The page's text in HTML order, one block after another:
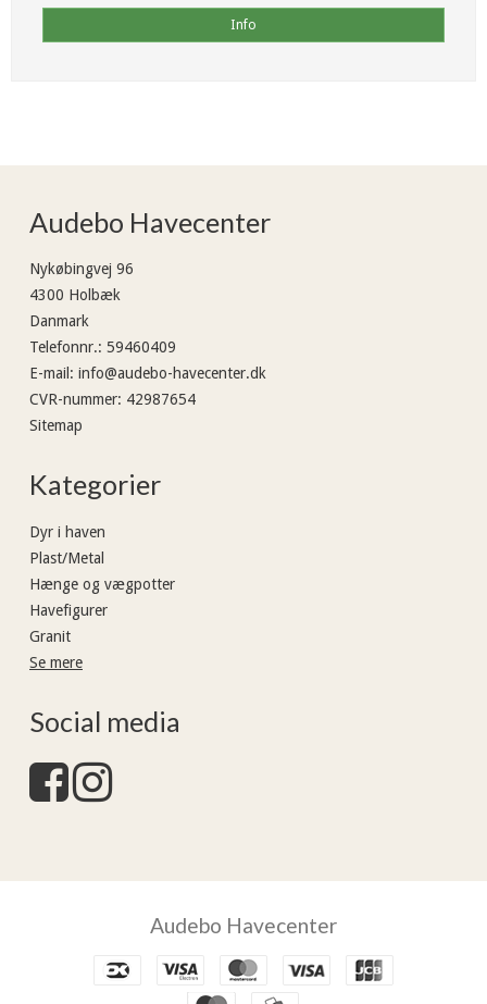
Info
Audebo Havecenter
Nykøbingvej 96
4300 Holbæk
Danmark
Telefonnr.: 59460409
E-mail : info@audebo-havecenter.dk
CVR-nummer: 42987654
Sitemap
Kategorier
Dyr i haven
Plast/Metal
Hænge og vægpotter
Havefigurer
Granit
Se mere
Social media
Audebo Havecenter